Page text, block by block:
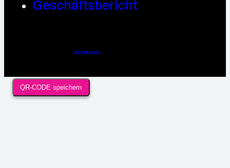
Geschäftsbericht
https://linkup.design
QR-CODE speichern